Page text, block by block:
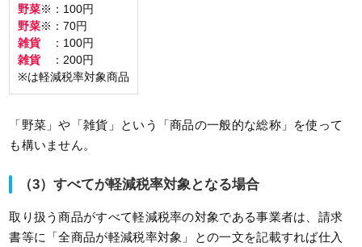
野菜※：100円
野菜※：70円
雑貨：100円
雑貨：200円
※は軽減税率対象商品
「野菜」や「雑貨」という「商品の一般的な総称」を使って
も構いません。
（3）すべてが軽減税率対象となる場合
取り扱う商品がすべて軽減税率の対象である事業者は、請求
書等に「全商品が軽減税率対象」との一文を記載すれば仕入